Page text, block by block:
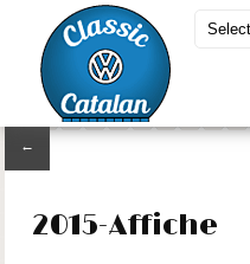
←
2015-Affiche